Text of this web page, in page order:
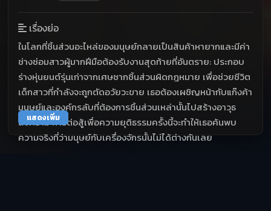
เรื่องย่อ
ในโลกที่ชิ้นส่วนอะไหล่ของมนุษย์กลายเป็นสินค้าหายากและมีค่า
ช่างซ่อมสาวผู้มากฝีมือต้องรับงานสุดท้ายที่อันตราย: ประกอบ
ร่างหุ่นยนต์รุ่นเก่าจากเศษซากชิ้นส่วนผิดกฎหมาย เพื่อช่วยชีวิต
เด็กสาวที่กำลังจะถูกตัดอวัยวะขาย เธอต้องเผชิญหน้ากับแก๊งค้า
มนุษย์และองค์กรลับที่ต้องการชิ้นส่วนเหล่านั้นไปสร้างอาวุธ
สงคราม การต่อสู้เพื่อความยุติธรรมครั้งนี้จะทำให้เธอค้นพบ
ความจริงที่ว่ามนุษย์กับเครื่องจักรนั้นไม่ได้ต่างกันเลย
แสดงเพิ่ม